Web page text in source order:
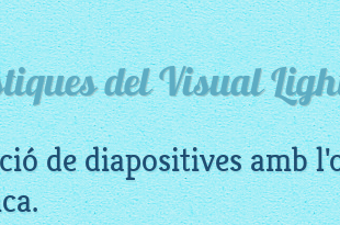
del Visual
de diapositives amb